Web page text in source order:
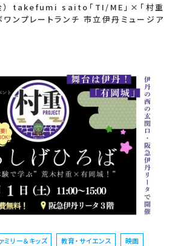
） takefumi saito「TI/ME」×「村重
ワンプレートランチ 市立伊丹ミュージア
ミリー＆キッズ 教育・サイエンス 映画